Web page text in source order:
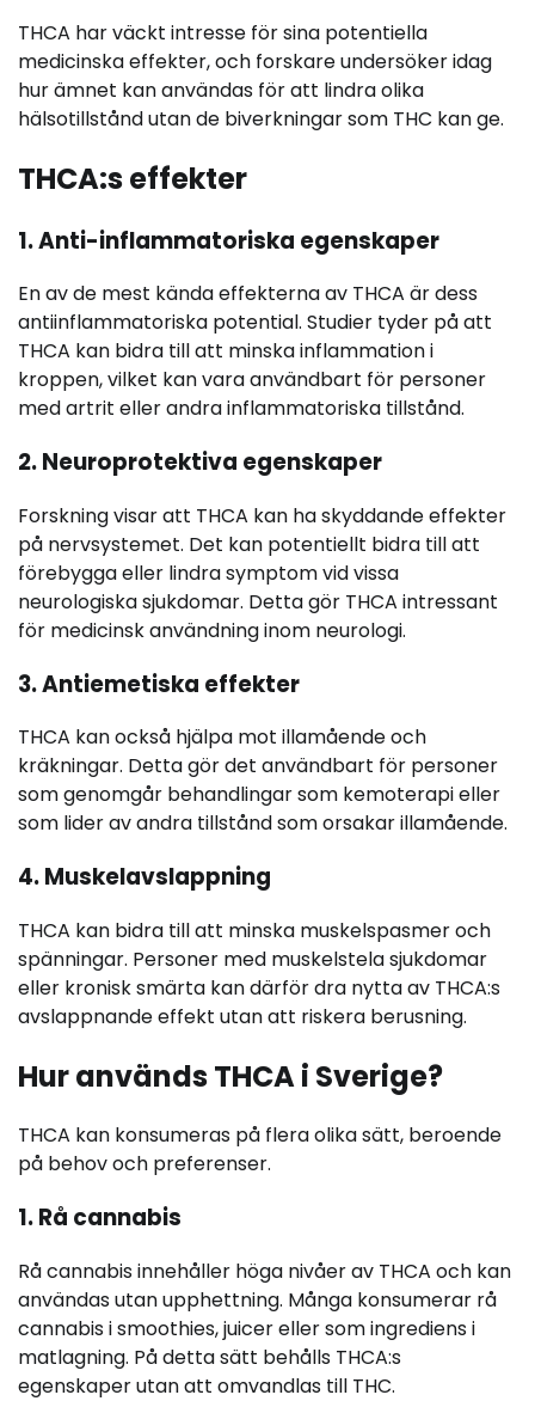
THCA har väckt intresse för sina potentiella
medicinska effekter, och forskare undersöker idag
hur ämnet kan användas för att lindra olika
hälsotillstånd utan de biverkningar som THC kan ge.
THCA:s effekter
1. Anti-inflammatoriska egenskaper
En av de mest kända effekterna av THCA är dess
antiinflammatoriska potential. Studier tyder på att
THCA kan bidra till att minska inflammation i
kroppen, vilket kan vara användbart för personer
med artrit eller andra inflammatoriska tillstånd.
2. Neuroprotektiva egenskaper
Forskning visar att THCA kan ha skyddande effekter
på nervsystemet. Det kan potentiellt bidra till att
förebygga eller lindra symptom vid vissa
neurologiska sjukdomar. Detta gör THCA intressant
för medicinsk användning inom neurologi.
3. Antiemetiska effekter
THCA kan också hjälpa mot illamående och
kräkningar. Detta gör det användbart för personer
som genomgår behandlingar som kemoterapi eller
som lider av andra tillstånd som orsakar illamående.
4. Muskelavslappning
THCA kan bidra till att minska muskelspasmer och
spänningar. Personer med muskelstela sjukdomar
eller kronisk smärta kan därför dra nytta av THCA:s
avslappnande effekt utan att riskera berusning.
Hur används THCA i Sverige?
THCA kan konsumeras på flera olika sätt, beroende
på behov och preferenser.
1. Rå cannabis
Rå cannabis innehåller höga nivåer av THCA och kan
användas utan upphettning. Många konsumerar rå
cannabis i smoothies, juicer eller som ingrediens i
matlagning. På detta sätt behålls THCA:s
egenskaper utan att omvandlas till THC.